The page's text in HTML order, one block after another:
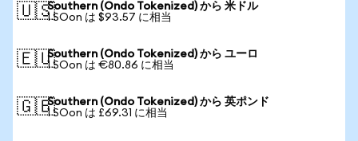
🇺🇸Southern (Ondo Tokenized) から 米ドル
1 SOon は $93.57 に相当
🇪🇺Southern (Ondo Tokenized) から ユーロ
1 SOon は €80.86 に相当
🇬🇧Southern (Ondo Tokenized) から 英ポンド
1 SOon は £69.31 に相当